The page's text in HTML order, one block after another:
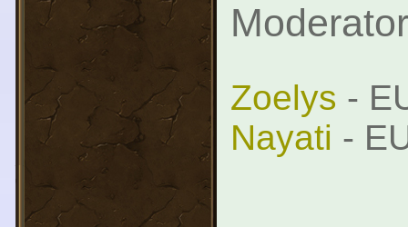
Zoelys -
Nayati -